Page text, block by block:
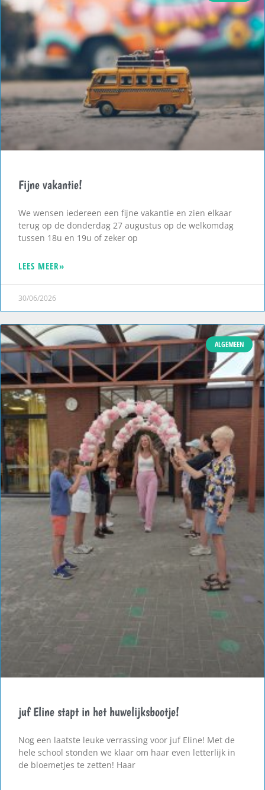
Fijne vakantie!
We wensen iedereen een fijne vakantie en zien elkaar
terug op de donderdag 27 augustus op de welkomdag
tussen 18u en 19u of zeker op
LEES MEER»
30/06/2026
ALGEMEEN
juf Eline stapt in het huwelijksbootje!
Nog een laatste leuke verrassing voor juf Eline! Met de
hele school stonden we klaar om haar even letterlijk in
de bloemetjes te zetten! Haar